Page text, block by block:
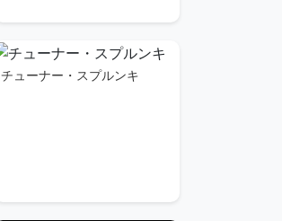
チューナー・スプルンキ